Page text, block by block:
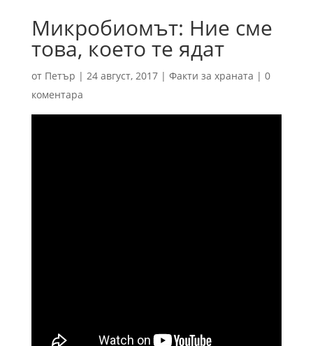
Микробиомът: Ние сме
това, което те ядат
от Петър | 24 август, 2017| Факти за храната | 0
коментара